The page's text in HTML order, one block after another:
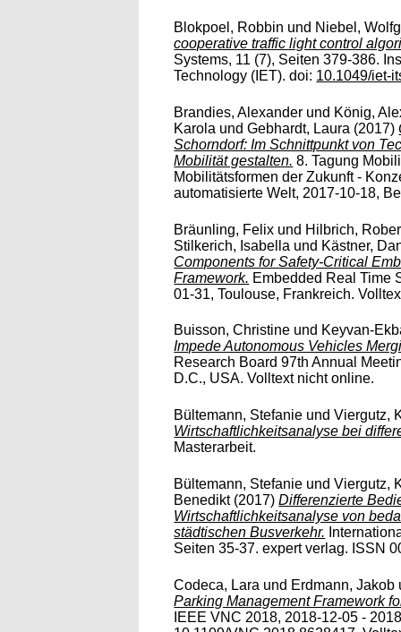
Blokpoel, Robbin und Niebel,
cooperative traffic light control
Systems, 11 (7), Seiten 379-386.
Technology (IET). doi: 10.1049/iet-
Brandies, Alexander und König,
Karola undGebhardt, Laura (2017)
Schorndorf: Im Schnittpunkt von
Mobilität gestalten. 8. Tagung
Mobilitätsformen der Zukunft -
automatisierte Welt, 2017-10-18,
Bräunling, Felix und Hilbrich,
Stilkerich, Isabella und Kästner,
Components for Safety-Critical
Framework. Embedded Real Time
01-31, Toulouse, Frankreich.
Buisson, Christine und Keyvan-
Impede Autonomous Vehicles
Research Board 97th Annual
D.C., USA. Volltext nicht online.
Bültemann, Stefanie undViergutz,
Wirtschaftlichkeitsanalyse bei
Masterarbeit.
Bültemann, Stefanie undViergutz,
Benedikt(2017)Differenzierte
Wirtschaftlichkeitsanalyse von
städtischen Busverkehr.
Seiten 35-37. expert verlag. ISSN
Codeca, Lara und Erdmann, Jakob
Parking Management Framework
IEEE VNC 2018, 2018-12-05 -